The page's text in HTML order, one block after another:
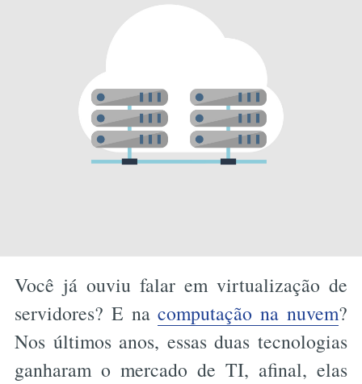
Você já ouviu falar em virtualização de
servidores? E nacomputação na nuvem?
Nos últimos anos, essas duas tecnologias
ganharam o mercado de TI, afinal, elas